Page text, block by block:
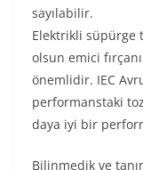
sayılabilir.
Elektrikli süpürge
olsun emici
önemlidir. IEC
performanstaki
daya iyi bir
Bilinmedik ve